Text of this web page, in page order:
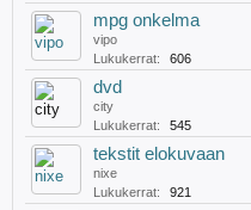
mpg onkelma
vipo
Lukukerrat:
606
dvd
city
Lukukerrat:
545
tekstit elokuvaan
nixe
Lukukerrat:
921